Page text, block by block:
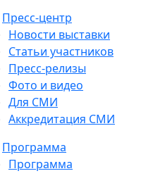
Пресс-центр
Новости выставки
Статьи участников
Пресс-релизы
Фото и видео
Для СМИ
Аккредитация СМИ
Программа
Программа